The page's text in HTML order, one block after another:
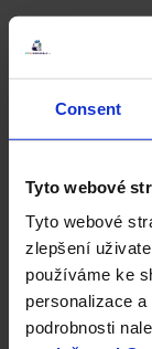
Consent
Tyto webové
Tyto webové
zlepšení
používáme ke
personalizace
podrobnosti